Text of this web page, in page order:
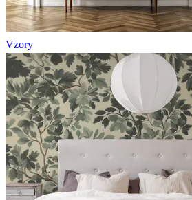
Vzory